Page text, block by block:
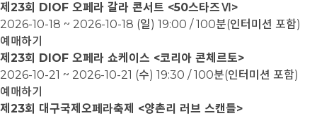
제23회 DIOF 오페라 갈라 콘서트 <50스타즈Ⅵ>
2026-10-18 ~ 2026-10-18 (일) 19:00 / 100분(인터미션 포함)
예매하기
제23회 DIOF 오페라 쇼케이스 <코리아 콘체르토>
2026-10-21 ~ 2026-10-21 (수) 19:30 / 100분(인터미션 포함)
예매하기
제23회 대구국제오페라축제 <양촌리 러브 스캔들>